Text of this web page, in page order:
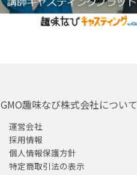
GMO趣味なび株式会社について
運営会社
採用情報
個人情報保護方針
特定商取引法の表示